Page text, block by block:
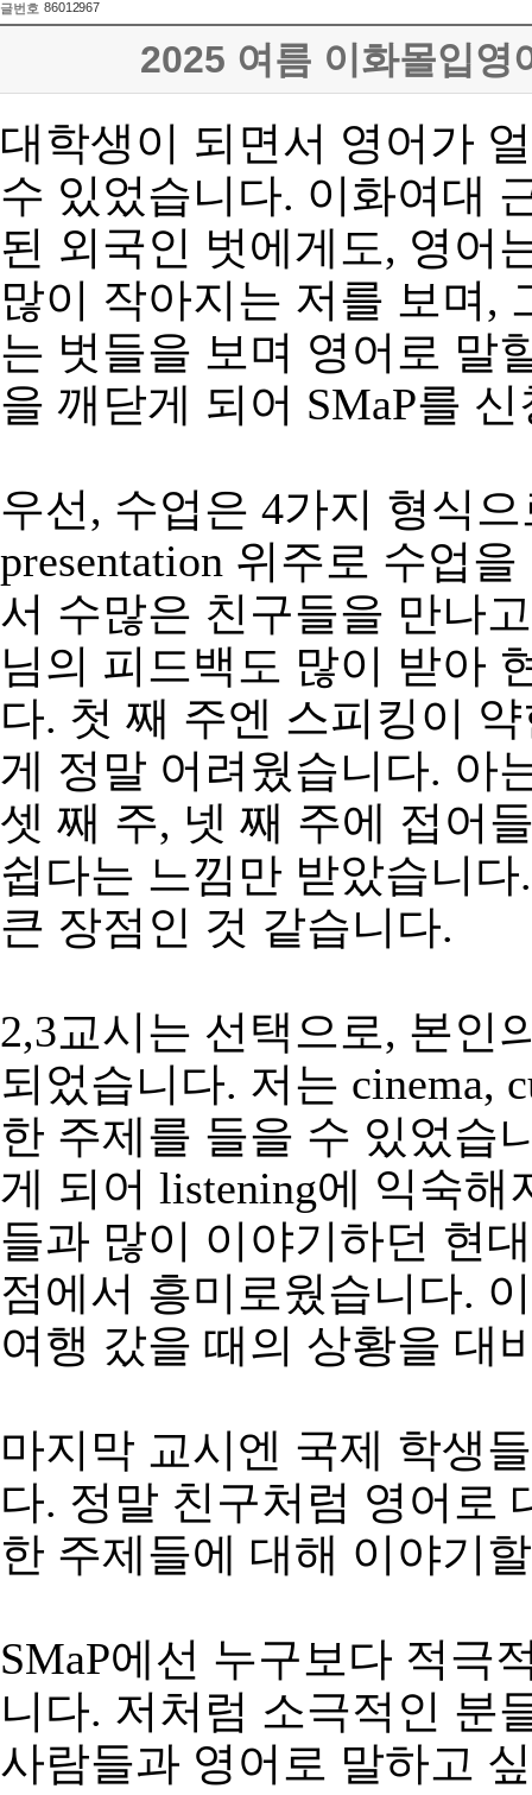
글번호 86012967
2025 여름 이화몰입영
대학생이 되면서 영어가
수 있었습니다. 이화여대
된 외국인 벗에게도, 영어
많이
작아지는 저를 보며 ,
는 벗들을 보며 영어로 말
을 깨닫게 되어 SMaP를 신
우선, 수업은 4가지
형식으
presentation 위주로 수업을
서 수많은 친구들을 만나고
님의 피드백도 많이 받아
다. 첫 째 주엔 스피킹이
게 정말 어려웠습니다. 아
셋 째 주, 넷 째 주에 접어
쉽다는 느낌만 받았습니다
큰 장점인 것 같습니다.
2,3교시는 선택으로, 본인
되었습니다. 저는 cinema,
한 주제를 들을 수 있었습
게
되어 listening에
익숙해
들과 많이 이야기하던 현대
점에서 흥미로웠습니다.
여행 갔을 때의 상황을 대
마지막 교시엔 국제 학생
다. 정말 친구처럼 영어로
한 주제들에 대해 이야기할
SMaP에선 누구보다 적극
니다. 저처럼 소극적인 분
사람들과 영어로 말하고